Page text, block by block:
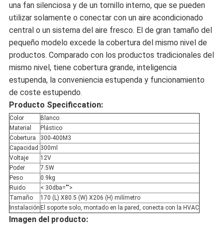
una fan silenciosa y de un tornillo interno, que se pueden
utilizar solamente o conectar con un aire acondicionado
central o un sistema del aire fresco. El de gran tamaño del
pequeño modelo excede la cobertura del mismo nivel de
productos. Comparado con los productos tradicionales del
mismo nivel, tiene cobertura grande, inteligencia
estupenda, la conveniencia estupenda y funcionamiento
de coste estupendo.
Producto Specificcation:
Color
Blanco
Material
Plástico
Cobertura
300-400M3
Capacidad 300ml
Voltaje
12V
Poder
7.5W
Peso
0.9kg
Ruido
< 30dba="">
Tamaño
170 (L) X80.5 (W) X206 (H) milímetro
Instalación El soporte solo, montado en la pared, conecta con la HVAC
Imagen del producto: